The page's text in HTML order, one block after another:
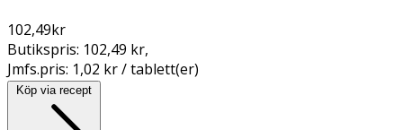
102,49kr
Butikspris: 102,49 kr,
Jmfs.pris: 1,02 kr / tablett(er)
Köp via recept